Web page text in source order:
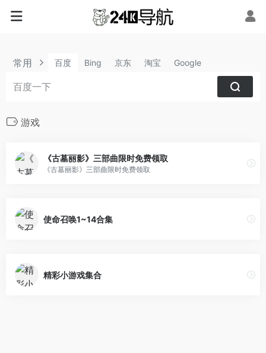
常用 百度 Bing 京东 淘宝 Google
游戏
《古墓丽影》三部曲限时免费领取
《古墓丽影》三部曲限时免费领取
使命召唤1~14合集
精彩小游戏集合